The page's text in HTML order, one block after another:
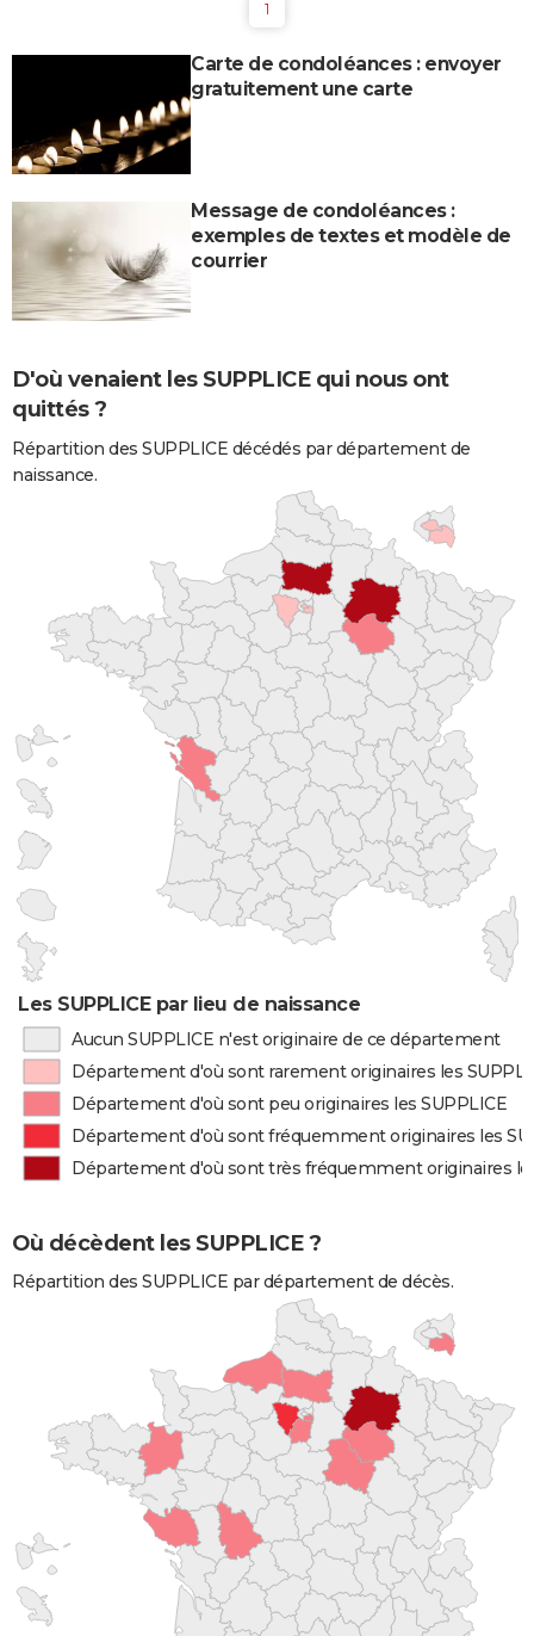
1
Carte de condoléances : envoyer
gratuitement une carte
Message de condoléances :
exemples de textes et modèle de
courrier
D'où venaient les SUPPLICE qui nous ont
quittés ?
Répartition des SUPPLICE décédés par département de
naissance.
Les SUPPLICE par lieu de naissance
Aucun SUPPLICE n'est originaire de ce département
Département d'où sont rarement originaires les
Département d'où sont peu originaires les SUPPLICE
Département d'où sont fréquemment originaires les
Département d'où sont très fréquemment originaires
Où décèdent les SUPPLICE ?
Répartition des SUPPLICE par département de décès.